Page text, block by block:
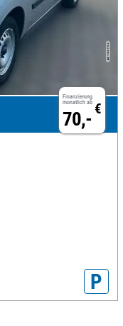
Finanzierung
monatlich ab €
70,-
P